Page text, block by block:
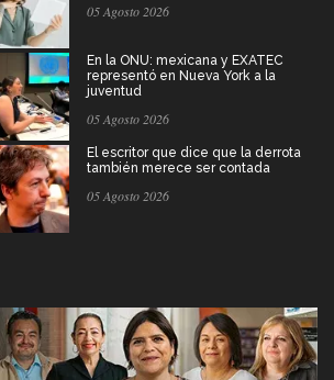
05 Agosto 2026
En la ONU: mexicana y EXATEC
representó en Nueva York a la
juventud
05 Agosto 2026
El escritor que dice que la derrota
también merece ser contada
05 Agosto 2026